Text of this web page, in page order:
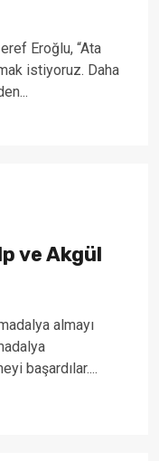
Eroğlu, “Ata
istiyoruz. Daha
ve Akgül
almayı
başardılar....